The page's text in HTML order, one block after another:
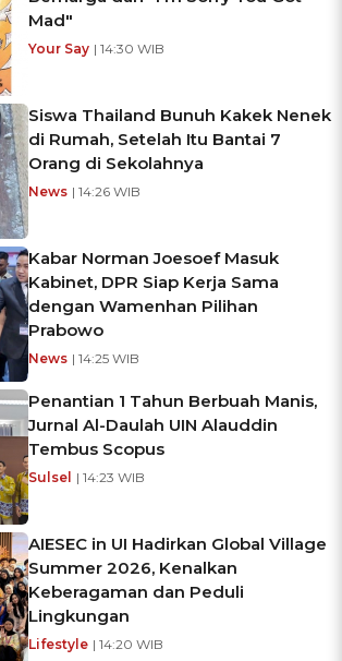
Mad"
Your Say | 14:30 WIB
Siswa Thailand Bunuh Kakek Nenek
di Rumah, Setelah Itu Bantai 7
Orang di Sekolahnya
News | 14:26 WIB
Kabar Norman Joesoef Masuk
Kabinet, DPR Siap Kerja Sama
dengan Wamenhan Pilihan
Prabowo
News | 14:25 WIB
Penantian 1 Tahun Berbuah Manis,
Jurnal Al-Daulah UIN Alauddin
Tembus Scopus
Sulsel | 14:23 WIB
AIESEC in UI Hadirkan Global Village
Summer 2026, Kenalkan
Keberagaman dan Peduli
Lingkungan
Lifestyle | 14:20 WIB